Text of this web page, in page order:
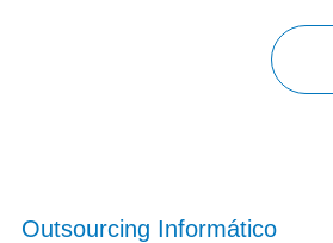
Outsourcing Informático